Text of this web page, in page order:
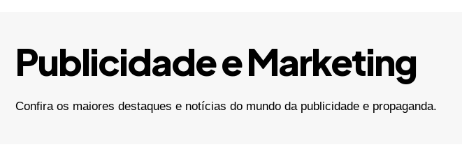
Publicidade e Marketing
Confira os maiores destaques e notícias do mundo da publicidade e propaganda.